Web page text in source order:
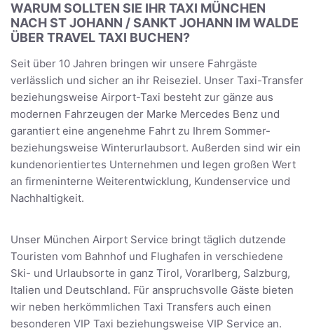
WARUM SOLLTEN SIE IHR TAXI MÜNCHEN
NACH ST JOHANN / SANKT JOHANN IM WALDE
ÜBER TRAVEL TAXI BUCHEN?
Seit über 10 Jahren bringen wir unsere Fahrgäste
verlässlich und sicher an ihr Reiseziel. Unser Taxi-Transfer
beziehungsweise Airport-Taxi besteht zur gänze aus
modernen Fahrzeugen der Marke Mercedes Benz und
garantiert eine angenehme Fahrt zu Ihrem Sommer-
beziehungsweise Winterurlaubsort. Außerden sind wir ein
kundenorientiertes Unternehmen und legen großen Wert
an firmeninterne Weiterentwicklung, Kundenservice und
Nachhaltigkeit.
Unser München Airport Service bringt täglich dutzende
Touristen vom Bahnhof und Flughafen in verschiedene
Ski- und Urlaubsorte in ganz Tirol, Vorarlberg, Salzburg,
Italien und Deutschland. Für anspruchsvolle Gäste bieten
wir neben herkömmlichen Taxi Transfers auch einen
besonderen VIP Taxi beziehungsweise VIP Service an.